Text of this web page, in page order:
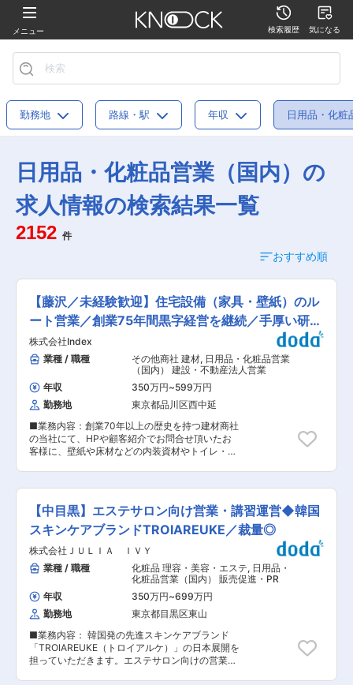
メニュー 検索履歴 気になる
勤務地 路線・駅 年収 日用品・化粧
日用品・化粧品営業（国内）の
求人情報の検索結果一覧
2152 件
おすすめ順
【藤沢／未経験歓迎】住宅設備（家具・壁紙）のル
ート営業／創業75年間黒字経営を継続／手厚い研修
制度
株式会社Index
業種 / 職種
その他商社 建材, 日用品・化粧品営業
（国内） 建設・不動産法人営業
年収
350万円~599万円
勤務地
東京都品川区西中延
■業務内容：創業70年以上の歴史を持つ建材商社
の当社にて、HPや顧客紹介でお問合せ頂いたお
客様に、壁紙や床材などの内装資材やトイレ・キ
工事会社に対して社用車で訪問し、ニーズのヒア
リング〜ご提案・受注までをお任せします。 ≪営
業環境≫ ・【取引先からお問い合わせがあった後
に】受注まで動く営業：【ルートで回り、新しく
受注の提案】をする営業＝3:7 ・ノルマはチーム
で追っていくスタイルで、先輩の営業アドバイス
や訪問同行などしっかりフォローします。 ・出張
無／転居を伴う転勤無 ※キャリアパス：チーフ→
サブリーダー→リーダー→マネージャーとキャリ
アアップでき外部研修もあるためスキル研鑽にも
打ってつけの環境です。 ◇業務の魅力 (1)創業70
年以上の歴史を持ち、顧客との信頼関係や実績が
豊富にありますので、競合より売値が多少高くな
った場合でも「コバヤシ様に発注します。」と嬉
しいお言葉を頂けることも多いです。 (2)提案や
値段交渉は営業担当に裁量がゆだねられていま
【中目黒】エステサロン向け営業・講習運営◆韓国
スキンケアブランドTROIAREUKE／裁量◎
株式会社ＪＵＬＩＡ ＩＶＹ
業種 / 職種
化粧品 理容・美容・エステ, 日用品・
化粧品営業（国内） 販売促進・PR
年収
350万円~699万円
勤務地
東京都目黒区東山
■業務内容： 韓国発の先進スキンケアブランド
「TROIAREUKE（トロイアルケ）」の日本展開を
担っていただきます。エステサロン向けの営業活